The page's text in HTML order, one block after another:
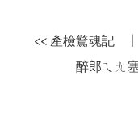
<< 產檢驚魂記
醉郎ㄟㄤ